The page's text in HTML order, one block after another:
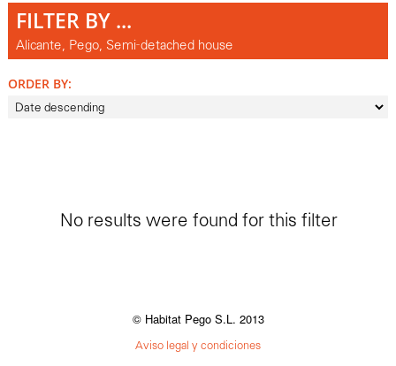
FILTER BY ...
Alicante, Pego, Semi-detached house
ORDER BY:
No results were found for this filter
© Habitat Pego S.L. 2013
Aviso legal y condiciones